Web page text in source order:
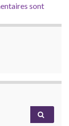
sont